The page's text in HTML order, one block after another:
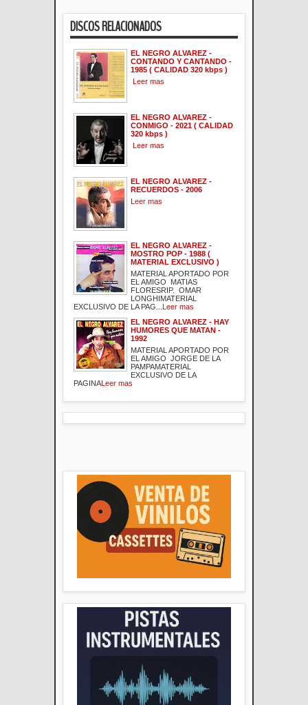
DISCOS RELACIONADOS
EL NEGRO ALVAREZ -
CONTANDO Y CANTANDO -
1985 ( CALIDAD 320 kbps )
Leer mas
EL NEGRO ALVAREZ -
CONMIGO - 2021 ( CALIDAD
320 kbps )
Leer mas
EL NEGRO ALVAREZ -
RECUERDOS - 2006
Leer mas
EL NEGRO ALVAREZ -
MOSTRO POP - 1988 (
MATERIAL EXCLUSIVO )
MATERIAL APORTADO POR
EL AMIGO MATIAS
FLORESRIP. OMAR
LONGHIMATERIAL
EXCLUSIVO DE LA PAG...
Leer mas
EL NEGRO ALVAREZ - HAY
HUMORES QUE MATAN -
1992
MATERIAL APORTADO POR
EL AMIGO JORGE DE LA
PAMPAMATERIAL
EXCLUSIVO DE LA
PAGINA Leer mas